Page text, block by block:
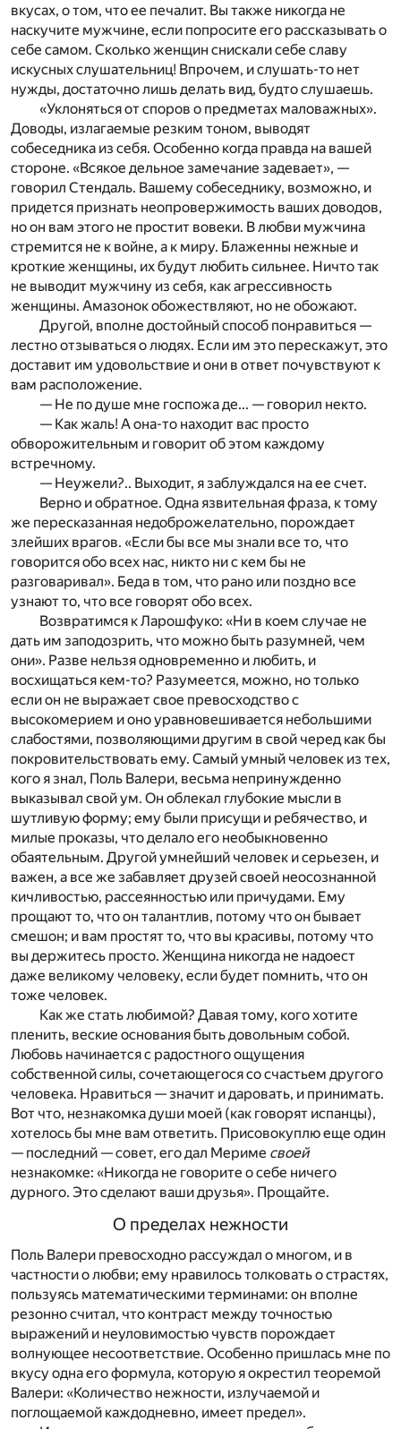
вкусах, о том, что ее печалит. Вы также никогда не
наскучите мужчине, если попросите его рассказывать о
себе самом. Сколько женщин снискали себе славу
искусных слушательниц! Впрочем, и слушать-то нет
нужды, достаточно лишь делать вид, будто слушаешь.
«Уклоняться от споров о предметах маловажных».
Доводы, излагаемые резким тоном, выводят
собеседника из себя. Особенно когда правда на вашей
стороне. «Всякое дельное замечание задевает», —
говорил Стендаль. Вашему собеседнику, возможно, и
придется признать неопровержимость ваших доводов,
но он вам этого не простит вовеки. В любви мужчина
стремится не к войне, а к миру. Блаженны нежные и
кроткие женщины, их будут любить сильнее. Ничто так
не выводит мужчину из себя, как агрессивность
женщины. Амазонок обожествляют, но не обожают.
Другой, вполне достойный способ понравиться —
лестно отзываться о людях. Если им это перескажут, это
доставит им удовольствие и они в ответ почувствуют к
вам расположение.
— Не по душе мне госпожа де... — говорил некто.
— Как жаль! А она-то находит вас просто
обворожительным и говорит об этом каждому
встречному.
— Неужели?.. Выходит, я заблуждался на ее счет.
Верно и обратное. Одна язвительная фраза, к тому
же пересказанная недоброжелательно, порождает
злейших врагов. «Если бы все мы знали все то, что
говорится обо всех нас, никто ни с кем бы не
разговаривал». Беда в том, что рано или поздно все
узнают то, что все говорят обо всех.
Возвратимся к Ларошфуко: «Ни в коем случае не
дать им заподозрить, что можно быть разумней, чем
они». Разве нельзя одновременно и любить, и
восхищаться кем-то? Разумеется, можно, но только
если он не выражает свое превосходство с
высокомерием и оно уравновешивается небольшими
слабостями, позволяющими другим в свой черед как бы
покровительствовать ему. Самый умный человек из тех,
кого я знал, Поль Валери, весьма непринужденно
выказывал свой ум. Он облекал глубокие мысли в
шутливую форму; ему были присущи и ребячество, и
милые проказы, что делало его необыкновенно
обаятельным. Другой умнейший человек и серьезен, и
важен, а все же забавляет друзей своей неосознанной
кичливостью, рассеянностью или причудами. Ему
прощают то, что он талантлив, потому что он бывает
смешон; и вам простят то, что вы красивы, потому что
вы держитесь просто. Женщина никогда не надоест
даже великому человеку, если будет помнить, что он
тоже человек.
Как же стать любимой? Давая тому, кого хотите
пленить, веские основания быть довольным собой.
Любовь начинается с радостного ощущения
собственной силы, сочетающегося со счастьем другого
человека. Нравиться — значит и даровать, и принимать.
Вот что, незнакомка души моей (как говорят испанцы),
хотелось бы мне вам ответить. Присовокуплю еще один
— последний — совет, его дал Мериме своей
незнакомке: «Никогда не говорите о себе ничего
дурного. Это сделают ваши друзья». Прощайте.
О пределах нежности
Поль Валери превосходно рассуждал о многом, и в
частности о любви; ему нравилось толковать о страстях,
пользуясь математическими терминами: он вполне
резонно считал, что контраст между точностью
выражений и неуловимостью чувств порождает
волнующее несоответствие. Особенно пришлась мне по
вкусу одна его формула, которую я окрестил теоремой
Валери: «Количество нежности, излучаемой и
поглощаемой каждодневно, имеет предел».